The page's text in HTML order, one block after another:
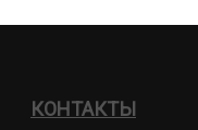
КОНТАКТЫ